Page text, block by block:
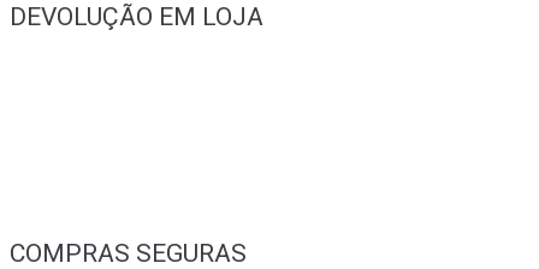
DEVOLUÇÃO EM LOJA
COMPRAS SEGURAS